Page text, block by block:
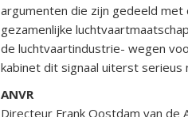
argumenten die zijn gedeeld
gezamenlijke
de luchtvaartindustrie- wegen
kabinet dit signaal uiterst serieus
ANVR
Directeur Frank Oostdam van de